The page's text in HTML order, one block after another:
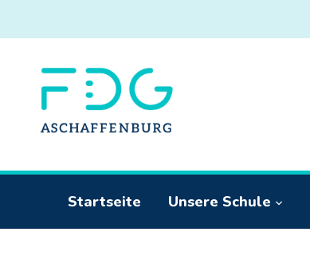
Startseite Unsere Schule